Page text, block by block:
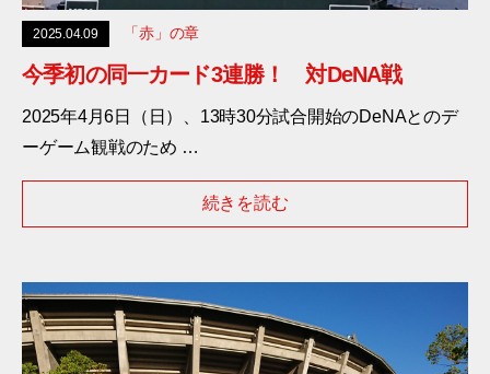
2025.04.09 「赤」の章
今季初の同一カード3連勝！ 対DeNA戦
2025年4月6日（日）、13時30分試合開始のDeNAとのデ
ーゲーム観戦のため …
続きを読む